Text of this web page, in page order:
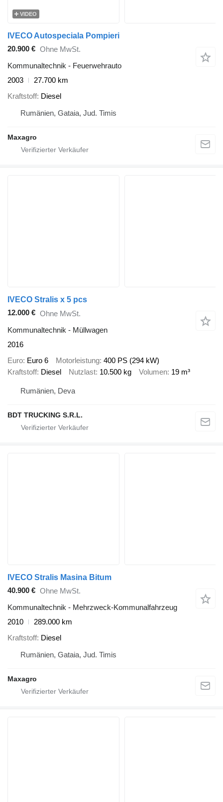
VIDEO
IVECO Autospeciala Pompieri
20.900 € Ohne MwSt.
Kommunaltechnik - Feuerwehrauto
2003
27.700 km
Kraftstoff Diesel
Rumänien, Gataia, Jud. Timis
Maxagro
IVECO Stralis x 5 pcs
12.000 € Ohne MwSt.
Kommunaltechnik - Müllwagen
2016
Euro Euro 6 Motorleistung 400 PS (294 kW)
Kraftstoff Diesel Nutzlast 10.500 kg Volumen 19 m³
Rumänien, Deva
BDT TRUCKING S.R.L.
IVECO Stralis Masina Bitum
40.900 € Ohne MwSt.
Kommunaltechnik - Mehrzweck-Kommunalfahrzeug
2010
289.000 km
Kraftstoff Diesel
Rumänien, Gataia, Jud. Timis
Maxagro